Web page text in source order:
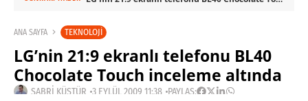
ANA SAYFA TEKNOLOJI
LG’nin 21:9 ekranlı telefonu BL40
Chocolate Touch inceleme altında
SABRI KÜSTÜR 3 EYLÜL 2009 11:38 PAYLAŞ: